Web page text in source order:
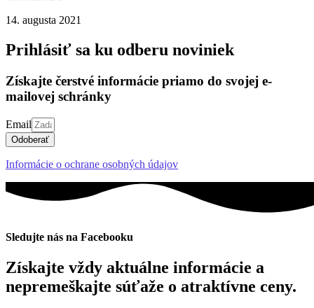
14. augusta 2021
Prihlásiť sa ku odberu noviniek
Získajte čerstvé informácie priamo do svojej e-
mailovej schránky
Email
Odoberať
Informácie o ochrane osobných údajov
Sledujte nás na Facebooku
Získajte vždy aktuálne informácie a
nepremeškajte súťaže o atraktívne ceny.